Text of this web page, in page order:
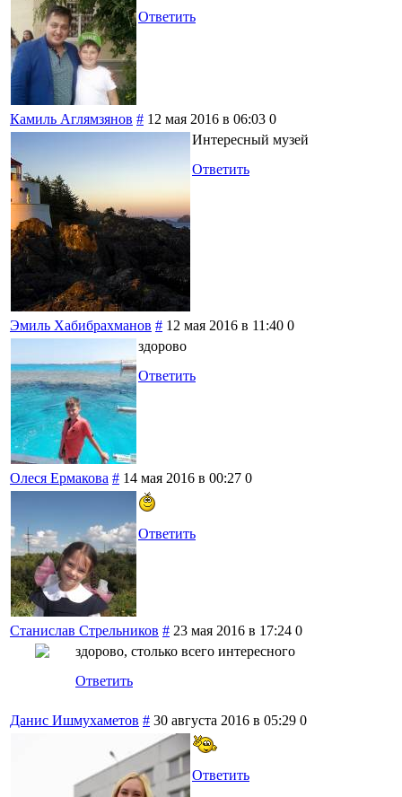
Ответить
Камиль Аглямзянов # 12 мая 2016 в 06:03 0
Интересный музей
Ответить
Эмиль Хабибрахманов # 12 мая 2016 в 11:40 0
здорово
Ответить
Олеся Ермакова # 14 мая 2016 в 00:27 0
Ответить
Станислав Стрельников # 23 мая 2016 в 17:24 0
здорово, столько всего интересного
Ответить
Данис Ишмухаметов # 30 августа 2016 в 05:29 0
Ответить